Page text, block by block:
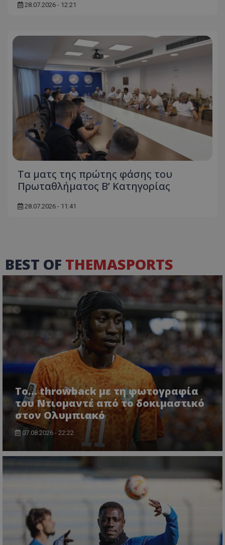
28.07.2026 - 12:21
Τα ματς της πρώτης φάσης του
Πρωταθλήματος Β’ Κατηγορίας
28.07.2026 - 11:41
BEST OF THEMASPORTS
Το... throwback με τη φωτογραφία
του Ντιομαντέ από το δοκιμαστικό
στον Ολυμπιακό
07.08.2026 - 22:22